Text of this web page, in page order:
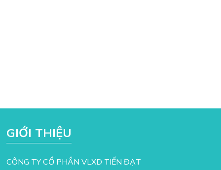
GIỚI THIỆU
CÔNG TY CỔ PHẦN VLXD TIẾN ĐẠT